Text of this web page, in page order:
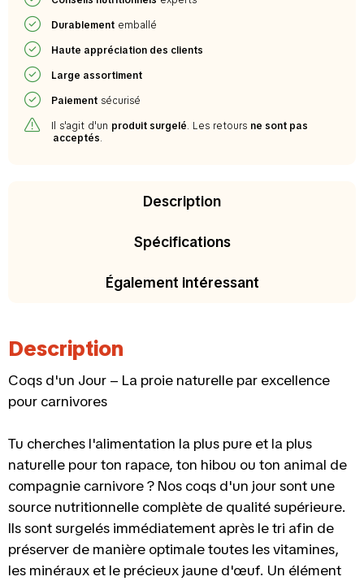
Durablement emballé
Haute appréciation des clients
Large assortiment
Paiement sécurisé
Il s'agit d'un produit surgelé. Les retours ne sont pas
acceptés.
Description
Spécifications
Également intéressant
Description
Coqs d'un Jour – La proie naturelle par excellence
pour carnivores
Tu cherches l'alimentation la plus pure et la plus
naturelle pour ton rapace, ton hibou ou ton animal de
compagnie carnivore ? Nos coqs d'un jour sont une
source nutritionnelle complète de qualité supérieure.
Ils sont surgelés immédiatement après le tri afin de
préserver de manière optimale toutes les vitamines,
les minéraux et le précieux jaune d'œuf. Un élément